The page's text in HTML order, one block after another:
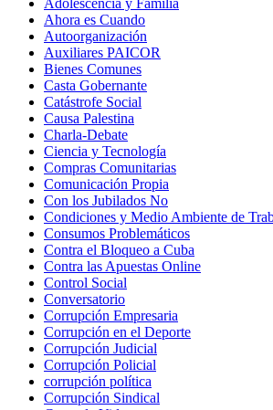
Adolescencia y Familia
Ahora es Cuando
Autoorganización
Auxiliares PAICOR
Bienes Comunes
Casta Gobernante
Catástrofe Social
Causa Palestina
Charla-Debate
Ciencia y Tecnología
Compras Comunitarias
Comunicación Propia
Con los Jubilados No
Condiciones y Medio Ambiente de
Consumos Problemáticos
Contra el Bloqueo a Cuba
Contra las Apuestas Online
Control Social
Conversatorio
Corrupción Empresaria
Corrupción en el Deporte
Corrupción Judicial
Corrupción Policial
corrupción política
Corrupción Sindical